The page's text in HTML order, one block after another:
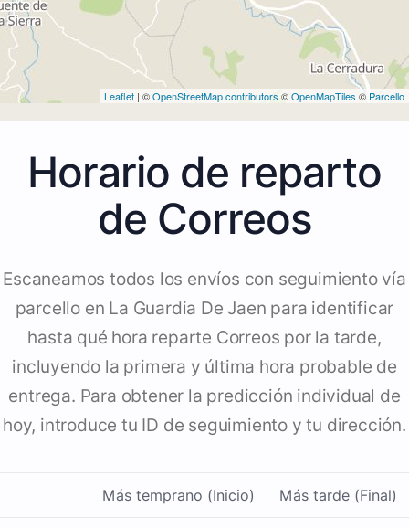
Leaflet | ©OpenStreetMap contributors ©OpenMapTiles © Parcello
Horario de reparto
de Correos
Escaneamos todos los envíos con seguimiento vía
parcello en La Guardia De Jaen para identificar
hasta qué hora reparte Correos por la tarde,
incluyendo la primera y última hora probable de
entrega. Para obtener la predicción individual de
hoy, introduce tu ID de seguimiento y tu dirección.
Más temprano (Inicio) Más tarde (Final)